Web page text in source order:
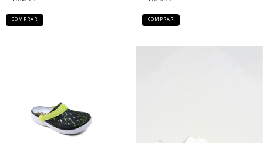
COMPRAR COMPRAR